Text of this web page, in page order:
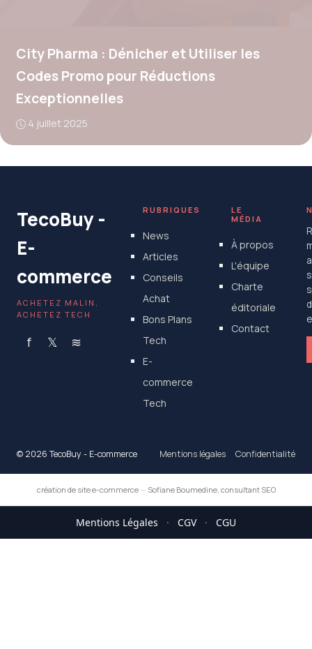
City Pharma : Dénicher et Utiliser les
Codes Promo pour Réductions
Exceptionnelles
4 juillet 2025
TecoBuy -
E-
commerce
ACHETEZ MALIN,
ACHETEZ TECH
f 𝕏 ≋
RUBRIQUES
News
Articles
Conseils
Achat
Bons Plans
Tech
E-
commerce
Tech
LE
MÉDIA
À propos
L'équipe
Charte
éditoriale
Contact
© 2026 TecoBuy - E-commerce Mentions légales Confidentialité
création de site e-commerce— Sofiane Boumedine, consultant SEO
Mentions Légales · CGV · CGU